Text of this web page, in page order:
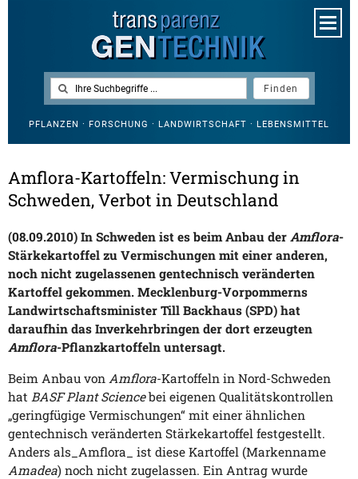
PFLANZEN · FORSCHUNG · LANDWIRTSCHAFT · LEBENSMITTEL
Amflora-Kartoffeln: Vermischung in
Schweden, Verbot in Deutschland
(08.09.2010) In Schweden ist es beim Anbau der Amflora-
Stärkekartoffel zu Vermischungen mit einer anderen,
noch nicht zugelassenen gentechnisch veränderten
Kartoffel gekommen. Mecklenburg-Vorpommerns
Landwirtschaftsminister Till Backhaus (SPD) hat
daraufhin das Inverkehrbringen der dort erzeugten
Amflora-Pflanzkartoffeln untersagt.
Beim Anbau von Amflora-Kartoffeln in Nord-Schweden
hat BASF Plant Sciencebei eigenen Qualitätskontrollen
„geringfügige Vermischungen“ mit einer ähnlichen
gentechnisch veränderten Stärkekartoffel festgestellt.
Anders als_Amflora_ ist diese Kartoffel (Markenname
Amadea) noch nicht zugelassen. Ein Antrag wurde